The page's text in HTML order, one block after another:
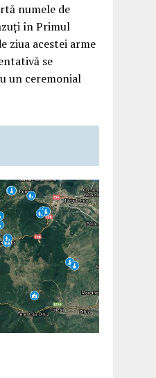
numele de
în Primul
ziua acestei arme
se
un ceremonial